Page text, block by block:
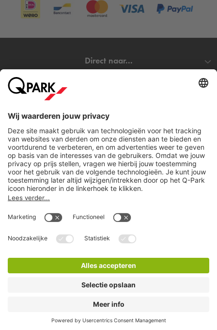
Direct naar...
Copyright
Privacy statement
Disclaimer